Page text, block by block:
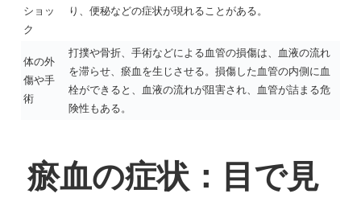
ショッ
ク
り、便秘などの症状が現れることがある。
体の外
傷や手
術
打撲や骨折、手術などによる血管の損傷は、血液の流れ
を滞らせ、瘀血を生じさせる。損傷した血管の内側に血
栓ができると、血液の流れが阻害され、血管が詰まる危
険性もある。
瘀血の症状：目で見